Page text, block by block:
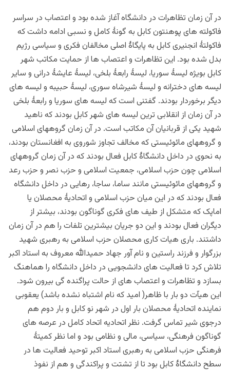
در آن زمان تظاهرات در دانشگاه آغاز شده بود و اعتصاب در سراسر
فاکولته های پوهنتون کابل به گونۀ کامل و نسبی ادامه داشت که
فاکولتۀ انجنیری کابل به پایگاۀ اصلی مخالفان فکری و سیاسی رژیم
بدل شده بود. این تظاهرات و اعتصاب ها از حمایت مکاتب شهر
کابل بویژه لیسۀ سوریا، لیسۀ رابعۀ بلخی، لیسۀ عایشۀ درانی و سایر
لیسه های دخترانه و لیسۀ شیرشاه سوری، لیسۀ حبیبه و لیسه های
دیگر برخوردار بودند. گفتنی است که لیسه های سوریا و رابعۀ بلخی
در آن زمان از انقلابی ترین لیسه های شهر کابل بودند که ناهید
شهید یکی از قربانیان آن مکاتب است. در آن زمان گروههای اسلامی
و گروههای مائوئیستی که مخالف تجاوز شوروی به افغانستان بودند،
به نحوی در داخل دانشگاۀ کابل فعال بودند که در آن زمان گروههای
اسلامی چون حزب اسلامی، جمعیت اسلامی و حزب نصر و حزب رعد
و گروههای مائوئیستی مانند ساما، ساجا، رهایی در داخل دانشگاه
فعال بودند که در این میان حزب اسلامی و اتحادیۀ محصلان یا
اماپک که متشکل از طیف های فکری گوناگون بودند، بیشتر از
دیگران فعال بودند و این دو جریان بیشترین تلفات را هم در آن زمان
داشتند. باری هیات کاری محصلان حزب اسلامی به رهبری شهید
بزرگوار و فرزند راستین و نام آور جهاد حمیدالله معروف به استاد اکبر
تلاش کرد تا فعالیت های دانشجویی در داخل دانشگاه را هماهنگ
بسازد و تظاهرات و اعتصاب های از حالت پراگنده گی بیرون شود.
این هیآت دو بار با ظاهر( امید که نام اشتباه نشده باشد) یعقوبی
نماینده اتحادیۀ محصلان بار اول در شهر نو کابل و بار دوم هم
درجوی شیر تماس گرفت. نظر اتحادیه اتحاد کامل در عرصه های
گوناگون فرهنگی، سیاسی، مالی و نظامی بود و اما نظر کمیتۀ
فرهنگی حزب اسلامی به رهبری استاد اکبر توحید فعالیت ها در
سطح دانشگاۀ کابل بود تا از تشتت و پراکندگی و هم از نفوذ